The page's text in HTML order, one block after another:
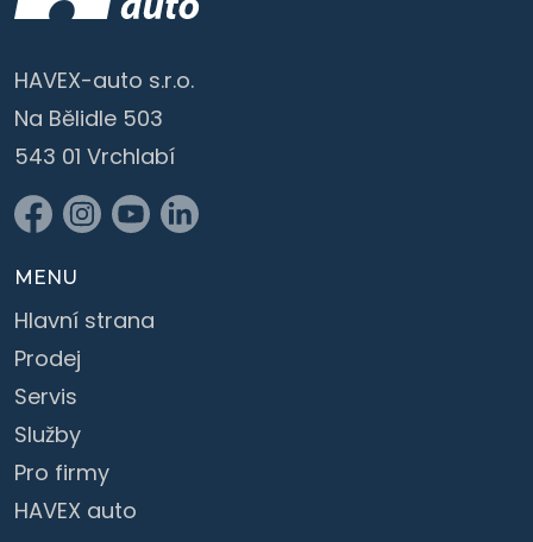
HAVEX-auto s.r.o.
Na Bělidle 503
543 01 Vrchlabí
MENU
Hlavní strana
Prodej
Servis
Služby
Pro firmy
HAVEX auto